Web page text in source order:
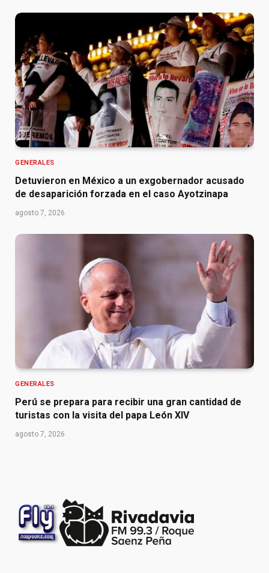
GENERALES
Detuvieron en México a un exgobernador acusado
de desaparición forzada en el caso Ayotzinapa
agosto 7, 2026
GENERALES
Perú se prepara para recibir una gran cantidad de
turistas con la visita del papa León XIV
agosto 7, 2026